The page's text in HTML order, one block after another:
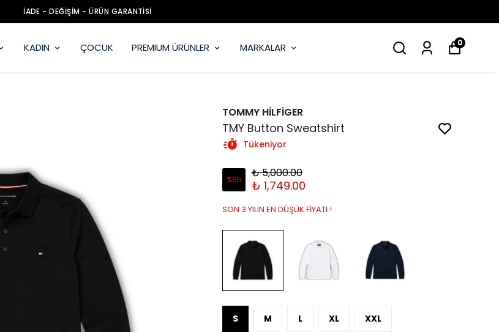
KADIN ÇOCUK PREMIUM ÜRÜNLER MARKALAR 0
TOMMY HİLFİGER
TMY Button Sweatshirt
Tükeniyor
%65 ₺ 5,000.00
₺ 1,749.00
SON 3 YILIN EN DÜŞÜK FİYATI !
S M L XL XXL